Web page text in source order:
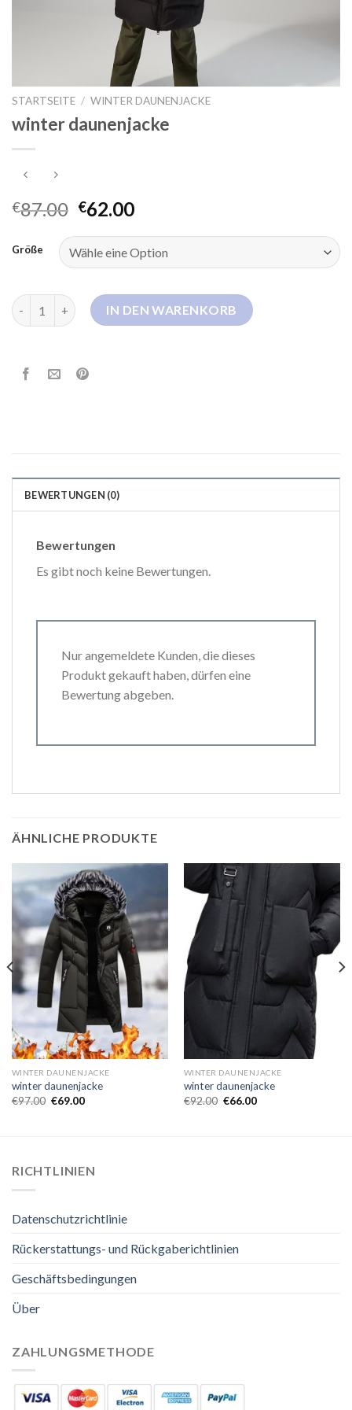
STARTSEITE / WINTER DAUNENJACKE
winter daunenjacke
€87.00 €62.00
Größe
winter daunenjacke MengeIN DEN WARENKORB
BEWERTUNGEN (0)
Bewertungen
Es gibt noch keine Bewertungen.
Nur angemeldete Kunden, die dieses
Produkt gekauft haben, dürfen eine
Bewertung abgeben.
ÄHNLICHE PRODUKTE
WINTER DAUNENJACKE
winter daunenjacke
€97.00 €69.00
WINTER DAUNENJACKE
winter daunenjacke
€92.00 €66.00
RICHTLINIEN
Datenschutzrichtlinie
Rückerstattungs- und Rückgaberichtlinien
Geschäftsbedingungen
Über
ZAHLUNGSMETHODE